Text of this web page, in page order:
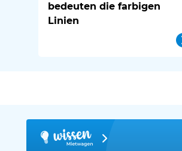
bedeuten die farbigen
Linien